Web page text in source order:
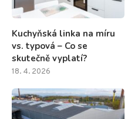
Kuchyňská linka na míru
vs. typová – Co se
skutečně vyplatí?
18. 4. 2026